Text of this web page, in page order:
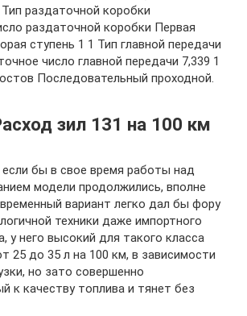
раздаточной коробки
раздаточной коробки Первая
ступень 1 1 Тип главной передачи
число главной передачи 7,339 1
Последовательный проходной.
зил 131 на 100 км
бы в свое время работы над
модели продолжились, вполне
вариант легко дал бы фору
техники даже импортного
у него высокий для такого класса
25 до 35 л на 100 км, в зависимости
но зато совершенно
к качеству топлива и тянет без